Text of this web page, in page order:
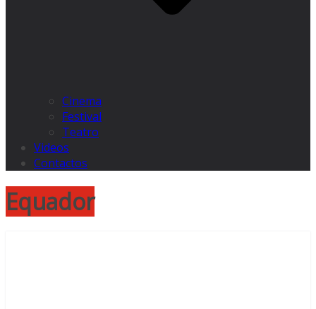
Cinema
Festival
Teatro
Videos
Contactos
Equador